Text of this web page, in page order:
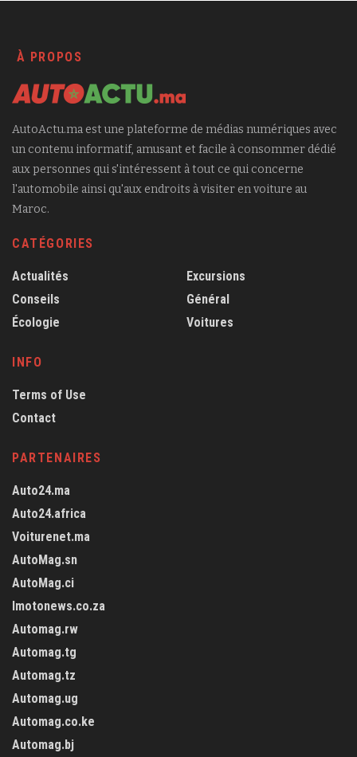
À PROPOS
AutoActu.ma est une plateforme de médias numériques avec
un contenu informatif, amusant et facile à consommer dédié
aux personnes qui s'intéressent à tout ce qui concerne
l'automobile ainsi qu'aux endroits à visiter en voiture au
Maroc.
CATÉGORIES
Actualités
Conseils
Écologie
Excursions
Général
Voitures
INFO
Terms of Use
Contact
PARTENAIRES
Auto24.ma
Auto24.africa
Voiturenet.ma
AutoMag.sn
AutoMag.ci
Imotonews.co.za
Automag.rw
Automag.tg
Automag.tz
Automag.ug
Automag.co.ke
Automag.bj